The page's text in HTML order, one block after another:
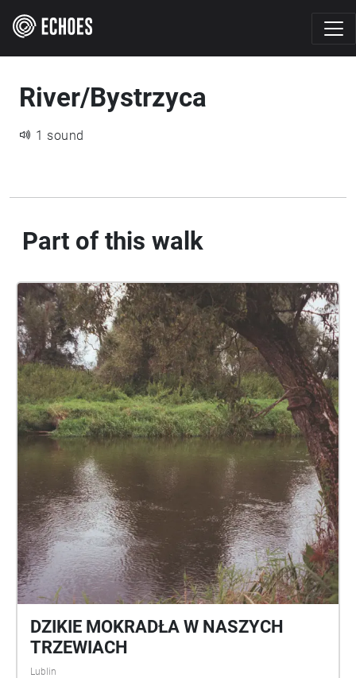
River/Bystrzyca
1 sound
Part of this walk
DZIKIE MOKRADŁA W NASZYCH
TRZEWIACH
Lublin